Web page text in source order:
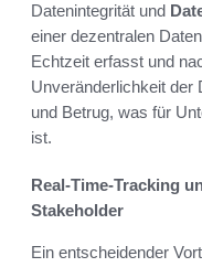
Datenintegrität und
einer dezentralen
Echtzeit erfasst und
Unveränderlichkeit der
und Betrug, was für
ist.
Real-Time-Tracking
Stakeholder
Ein entscheidender